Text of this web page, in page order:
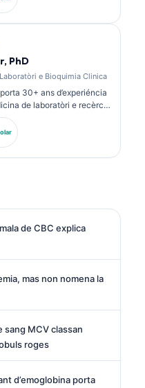
sus de panèls de
PhD
e Bioquimia Clinica
30+ ans d’experiéncia
de laboratòri e recèrca
de la Societat
se especializa dins
la standardizacion dels
de CBC explica
mas non nomena la
sang MCV classan
roges
d’emoglobina porta